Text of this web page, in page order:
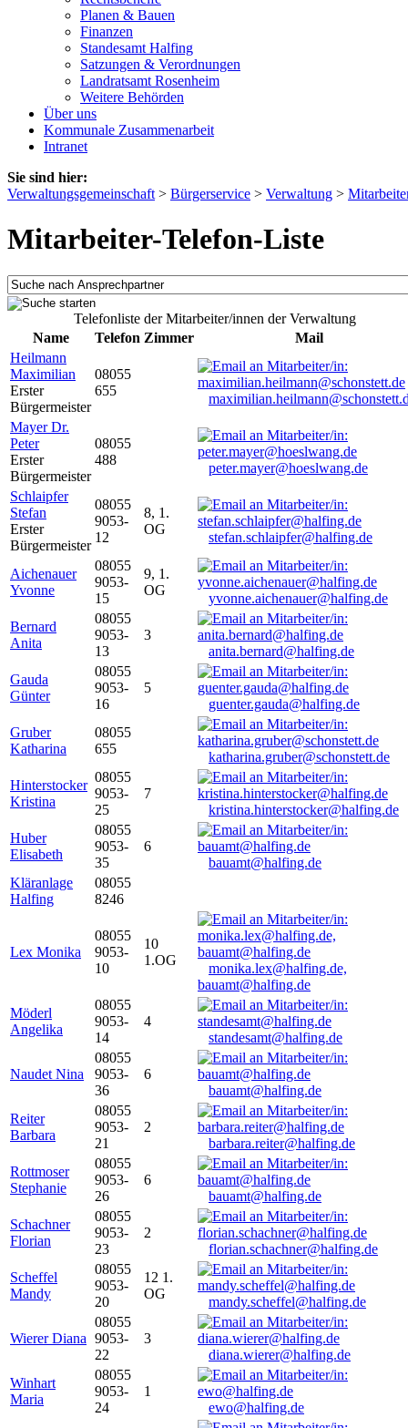
Planen & Bauen
Finanzen
Standesamt Halfing
Satzungen & Verordnungen
Landratsamt Rosenheim
Weitere Behörden
Über uns
Kommunale Zusammenarbeit
Intranet
Sie sind hier:
Verwaltungsgemeinschaft > Bürgerservice > Verwaltung >
Mitarbeiter-Telefon-Liste
Telefonliste der Mitarbeiter/innen der Verwaltung
Name
Telefon Zimmer
Mail
Heilmann
Maximilian
Erster
Bürgermeister
08055
655
Mayer Dr.
Peter
Erster
Bürgermeister
08055
488
peter.mayer@hoeslwang.de
Schlaipfer
Stefan
Erster
Bürgermeister
08055
9053-
12
8, 1.
OG
stefan.schlaipfer@halfing.de
Aichenauer
Yvonne
08055
9053-
15
9, 1.
OG
yvonne.aichenauer@halfing.de
Bernard
Anita
08055
9053-
13
3
anita.bernard@halfing.de
Gauda
Günter
08055
9053-
16
5
guenter.gauda@halfing.de
Gruber
Katharina
08055
655
katharina.gruber@schonstett.de
Hinterstocker
Kristina
08055
9053-
25
7
kristina.hinterstocker@halfing.de
Huber
Elisabeth
08055
9053-
35
6
bauamt@halfing.de
Kläranlage
Halfing
08055
8246
Lex Monika
08055
9053-
10
10
1.OG
monika.lex@halfing.de,
bauamt@halfing.de
Möderl
Angelika
08055
9053-
14
4
standesamt@halfing.de
Naudet Nina
08055
9053-
36
6
bauamt@halfing.de
Reiter
Barbara
08055
9053-
21
2
barbara.reiter@halfing.de
Rottmoser
Stephanie
08055
9053-
26
6
bauamt@halfing.de
Schachner
Florian
08055
9053-
23
2
florian.schachner@halfing.de
Scheffel
Mandy
08055
9053-
20
12 1.
OG
mandy.scheffel@halfing.de
Wierer Diana
08055
9053-
22
3
diana.wierer@halfing.de
Winhart
Maria
08055
9053-
24
1
ewo@halfing.de